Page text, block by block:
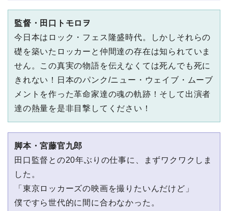
監督・⽥⼝トモロヲ
今⽇本はロック・フェス隆盛時代。しかしそれらの
礎を築いたロッカーと仲間達の存在は知られていま
せん。この真実の物語を伝えなくては死んでも死に
きれない！⽇本のパンク/ニュー・ウェイブ・ムーブ
メントを作った⾰命家達の魂の軌跡！そして出演者
達の熱量を是⾮⽬撃してください！
脚本・宮藤官九郎
⽥⼝監督との20年ぶりの仕事に、まずワクワクしま
した。
「東京ロッカーズの映画を撮りたいんだけど」
僕ですら世代的に間に合わなかった。